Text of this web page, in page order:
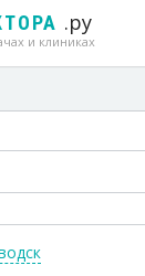
.ру
и клиниках